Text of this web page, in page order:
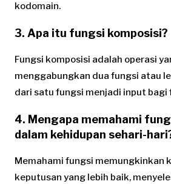
kodomain.
3. Apa itu fungsi komposisi?
Fungsi komposisi adalah operasi
menggabungkan dua fungsi atau
dari satu fungsi menjadi input bagi
4. Mengapa memahami
dalam kehidupan sehari-
Memahami fungsi memungkinkan
keputusan yang lebih baik,